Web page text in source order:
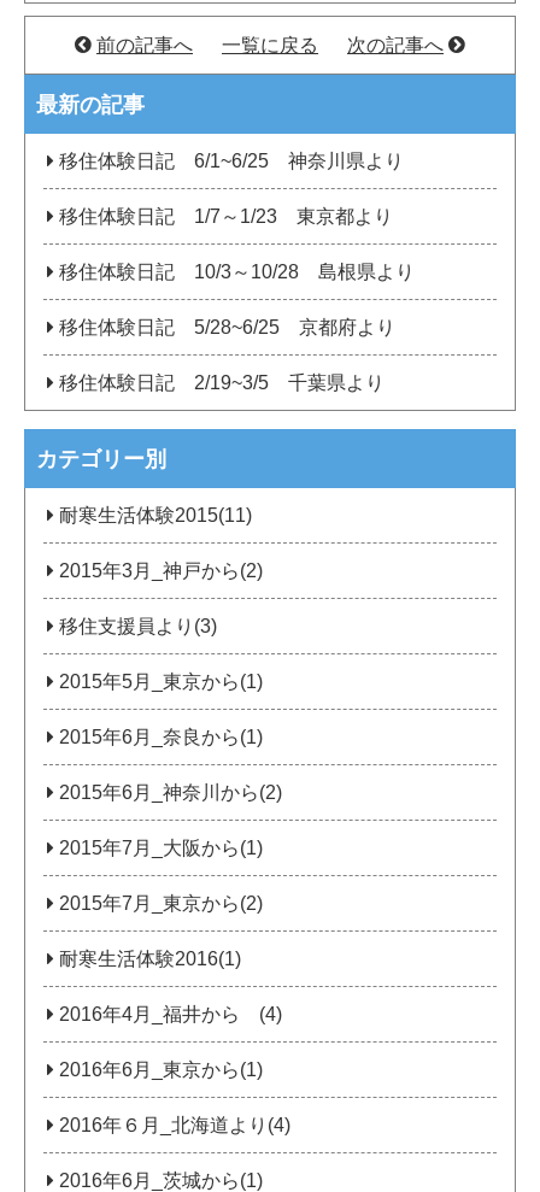
前の記事へ 一覧に戻る 次の記事へ
最新の記事
移住体験日記 6/1~6/25 神奈川県より
移住体験日記 1/7～1/23 東京都より
移住体験日記 10/3～10/28 島根県より
移住体験日記 5/28~6/25 京都府より
移住体験日記 2/19~3/5 千葉県より
カテゴリー別
耐寒生活体験2015(11)
2015年3月_神戸から(2)
移住支援員より(3)
2015年5月_東京から(1)
2015年6月_奈良から(1)
2015年6月_神奈川から(2)
2015年7月_大阪から(1)
2015年7月_東京から(2)
耐寒生活体験2016(1)
2016年4月_福井から (4)
2016年6月_東京から(1)
2016年６月_北海道より(4)
2016年6月_茨城から(1)